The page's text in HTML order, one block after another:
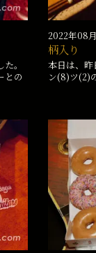
。
との
2022年08
柄入り
本日は、
ン(8)ツ(2)